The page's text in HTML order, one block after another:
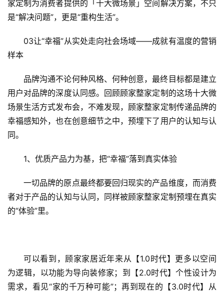
家定制为消费者提供的「十大微场景」空间解决方案，不只
是“解决问题”，更是“重构生活”。
03让“幸福”从实处走向社会场域——成就有温度的营销
样本
品牌沟通不论何种风格、何种创意，最终目标都是建立
用户对品牌的深度认同感。回顾顾家整家定制的这场十大微
场景生活方式发布会，不难发现，顾家整家定制传递品牌的
幸福感知外，也在创意细节之中，预埋下了用户的认知与认
同。
1、优质产品力为基，把“幸福”落到真实体验
一切品牌的原点最终都要回归现实的产品维度，而消费
者对于产品的认知与认同，同样被顾家整家定制预埋在真实
的“体验”里。
可以看到，顾家家居近年来从【1.0时代】更多以空间
为逻辑，以功能为导向装修家；到【2.0时代】个性设计为
需求，看见“家的千万种可能”；再到现在的【3.0时代】从